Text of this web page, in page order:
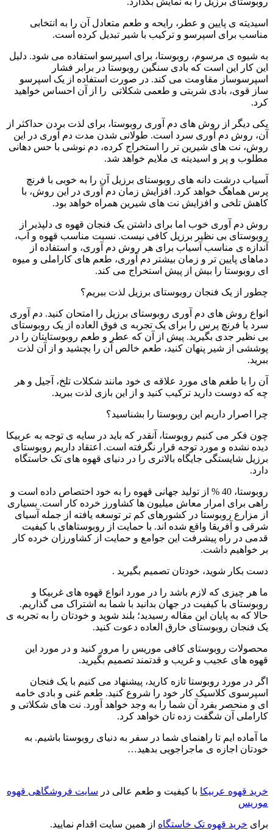
اسیدیته ی پایین و عطر، رایحه و طعم متعادل آن را به انتخابی
مناسب برای اسپرسو و ترکیب با شیر تبدیل کرده است.
به شیوه ی مرسوم، روبوستا، برای اسپرسو استفاده می شود. دلیل
این کار این است که بادی سنگین روبوستا در برابر فشار
اسپرسوساز مقاومت می کند. در صورت استفاده از یک اسپرسو
ساز قوی، بادی شربتی و طعمی شکلاتی را از آن احساس خواهید
کرد.
یکی دیگر از روش های دم آوری روبوستا، برای لذت بردن حداکثر از
آن، روش دم آوری سرد است. طولانی شدن مدت دم آوری در این
روش، نت های شیرین تر را استخراج کرده، دم نوشی با حس دهانی
مطلوب و پر و اسیدیته ی ملایم خواهد شد.
آسیاب درشت دانه های روبوستای برزیل آن را به خوبی با فرنچ
پرس هماهگ خواهد کرد. افزایش زمان دم آوری در این روش، با
کاهش تلخی و افزایش نت های شیرین همراه خواهد بود.
روش دم آوری خوب اما برای داشتن یک فنجان قهوه ی دلپذیر از
روبوستای بی نظیر برزیل کافی نیست. نسبت مناسب قهوه و آب،
آندازه ی مناسب آسیاب برای هر روش دم آوری، و استفاده از
دماهای پایین تر و زمان بیشتر دم آوری، طعم های کاراملی و میوه
ای روبوستا را بیش از پیش استخراج می کند.
چطور از یک فنجان روبوستای برزیل لذت ببریم؟
انواع روش های دم آوری روبوستای برزیل را امتحان کنید. دم آوری
سرد یا فرنچ پرس را برای یک تجربه ی فوق العاده از یک روبوستای
بی نظیر جدی بگیرید. پیش از آن که عطر و طعم روبوستایتان را در
پوششی از شیر پنهان کنید، طعم خالص آن را بچشید و از آن لذت
ببرید.
آن را با طغم های مورد علاقه ی خود مانند شکلات تلخ، آجیل و هر
چه که دوست دارید ترکیب کنید و از این بازی لذت ببرید.
چرا اصرار داریم این روبوستا را بشناسید؟
چون فکر می کنیم روبوستا، آنقدر که باید در سایه ی توجه به عربیکا
دیده نشده و مورد توجه قرار نگرفته است. اعتقاد داریم روبوستای
برزیل شایستگی جایگاه بالاتری را در دنیای قهوه های تک خاستگاه
دارد.
روبوستا، 40 % از تولید جهانی قهوه را به خود اختصاص داده است و
راهی برای امرار معاش میلیون ها کشاورز خرده کار است. بسیاری
از مزارع روبوستا در کشورهای کم تر توسغه یافته از جمله آسیای
شرقی و آفریقا واقع شده اند. با حمایت از روبوستاهای با کیفیت
قدمی در راه پیشرفت این جوامع و حمایت از کشاورزان خرده کار
بر خواهیم داشت.
دست بکار شوید، خودتان تصمیم بگیرید .
ما هر چیزی که لازم باشد را در مورد انواع قهوه های غربیکا و
روبوستای با کیفیت در جهان بدانید با شما به اشتراک می گذاریم.
حالا که به پایان این مقاله رسیدید؛ بلند شوید و خودتان را به تجربه ی
یک فنجان روبوستای خارق العاده دعوت کنید.
محصولات روبوستای کافی موریس را مرور کنید و در مورد این
قهوه های عجیب و غریب و قدتمند تصمیم بگیرید.
اگر در مورد روبوستا تازه کارید، پیشنهاد می کنیم با یک فنجان
اسپرسوی کلاسیک کار خود را شروع کنید. طعم غنی و بادی خامه
ای و منحصر بفرد آن شما را به وجد خواهد آورد. نت های شکلاتی و
کاراملی آن شگفت زده تان خواهد کرد.
ما آماده ایم تا راهنمای شما در سفر به دنیای روبوستا باشیم. به
خودتان اجازه ی ماجراجویی بدهید…
خرید قهوه عربیکا با کیفیت و طعم عالی در سایت فروشگاهی قهوه
موریس
برای خرید قهوه تک خاستگاه از همین سایت اقدام نمایید.